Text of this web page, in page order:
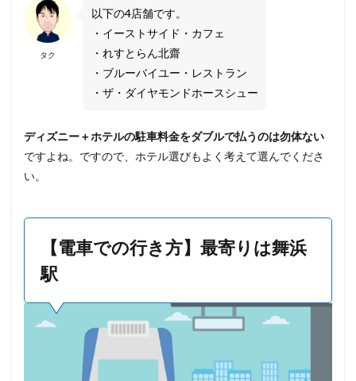
タク
以下の4店舗です。
・イーストサイド・カフェ
・れすとらん北齋
・ブルーバイユー・レストラン
・ザ・ダイヤモンドホースシュー
ディズニー＋ホテルの駐車料金をダブルで払うのは勿体ない
ですよね。ですので、ホテル選びもよく考えて選んでくださ
い。
【電車での行き方】最寄りは舞浜
駅